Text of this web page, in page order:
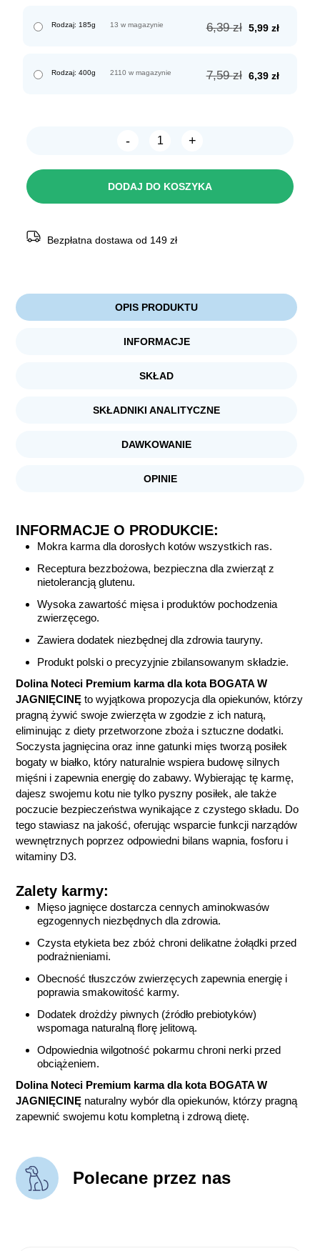
Rodzaj: 185g 6,39zł Pierwotna
5,99 zł
13 w magazynie
Rodzaj: 400g 7,59zł Pierwotna
6,39 zł
2110 w magazynie
-
ilość
karma
JAGNIĘCINĘ
+
DODAJ DO KOSZYKA
Bezpłatna dostawa od 149 zł
OPIS PRODUKTU
INFORMACJE
SKŁAD
SKŁADNIKI ANALITYCZNE
DAWKOWANIE
OPINIE
INFORMACJE O PRODUKCIE:
Mokra karma dla dorosłych kotów wszystkich ras.
Receptura bezzbożowa, bezpieczna dla zwierząt z
nietolerancją glutenu.
Wysoka zawartość mięsa i produktów pochodzenia
zwierzęcego.
Zawiera dodatek niezbędnej dla zdrowia tauryny.
Produkt polski o precyzyjnie zbilansowanym składzie.
Dolina Noteci Premium karma dla kota BOGATA W
JAGNIĘCINĘ to wyjątkowa propozycja dla opiekunów, którzy
pragną żywić swoje zwierzęta w zgodzie z ich naturą,
eliminując z diety przetworzone zboża i sztuczne dodatki.
Soczysta jagnięcina oraz inne gatunki mięs tworzą posiłek
bogaty w białko, który naturalnie wspiera budowę silnych
mięśni i zapewnia energię do zabawy. Wybierając tę karmę,
dajesz swojemu kotu nie tylko pyszny posiłek, ale także
poczucie bezpieczeństwa wynikające z czystego składu. Do
tego stawiasz na jakość, oferując wsparcie funkcji narządów
wewnętrznych poprzez odpowiedni bilans wapnia, fosforu i
witaminy D3.
Zalety karmy:
Mięso jagnięce dostarcza cennych aminokwasów
egzogennych niezbędnych dla zdrowia.
Czysta etykieta bez zbóż chroni delikatne żołądki przed
podrażnieniami.
Obecność tłuszczów zwierzęcych zapewnia energię i
poprawia smakowitość karmy.
Dodatek drożdży piwnych (źródło prebiotyków)
wspomaga naturalną florę jelitową.
Odpowiednia wilgotność pokarmu chroni nerki przed
obciążeniem.
Dolina Noteci Premium karma dla kota BOGATA W
JAGNIĘCINĘ naturalny wybór dla opiekunów, którzy pragną
zapewnić swojemu kotu kompletną i zdrową dietę.
Polecane przez nas